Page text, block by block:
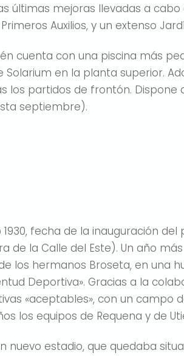
últimas mejoras llevadas a
Auxilios, y un extenso
cuenta con una piscina más
en la planta superior.
los partidos de frontón.
septiembre).
fecha de la inauguración
de la Calle del Este). Un año
los hermanos Broseta, en una
Deportiva». Gracias a la
«aceptables», con un campo
los equipos de Requena y de
nuevo estadio, que quedaba